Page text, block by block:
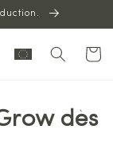
Panier
dès